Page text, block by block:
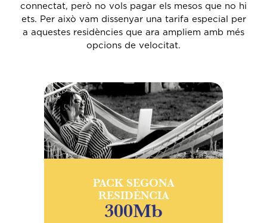
connectat, però no vols pagar els mesos que no hi
ets. Per això vam dissenyar una tarifa especial per
a aquestes residències que ara ampliem amb més
opcions de velocitat.
PACK SEGONA
RESIDÈNCIA
300Mb